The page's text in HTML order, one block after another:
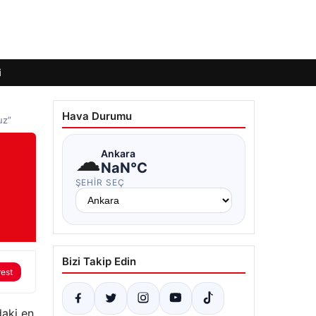
en
Hava Durumu
☁Ankara
NaN°C
ŞEHIR SEÇ
Bizi Takip Edin